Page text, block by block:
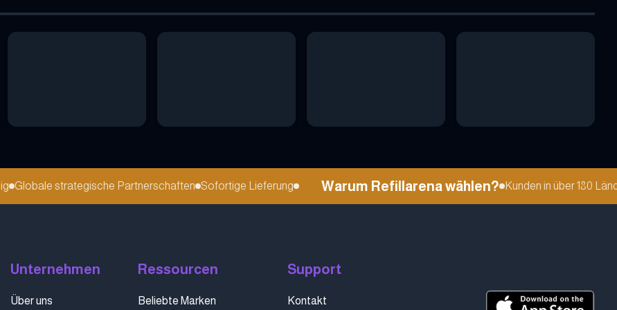
strategische Partnerschaften Sofortige Lieferung Warum Refillarena wählen? Kunden in über 180
Unternehmen
Über uns
Ressourcen
Beliebte Marken
Support
Kontakt